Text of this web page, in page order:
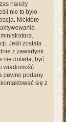
należy
nie to było
Niektóre
Jeśli została
z zawartymi
dotarła, być
wiadomość
pewno podany
się z